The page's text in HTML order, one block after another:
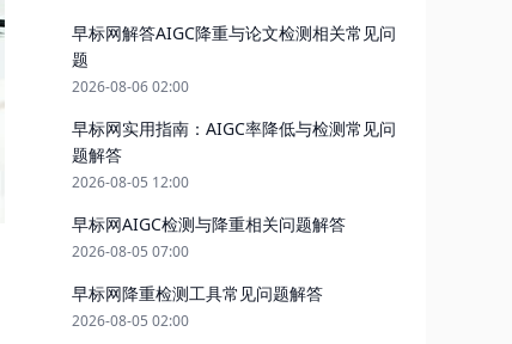
早标网解答AIGC降重与论文检测相关常见问
题
2026-08-06 02:00
早标网实用指南：AIGC率降低与检测常见问
题解答
2026-08-05 12:00
早标网AIGC检测与降重相关问题解答
2026-08-05 07:00
早标网降重检测工具常见问题解答
2026-08-05 02:00